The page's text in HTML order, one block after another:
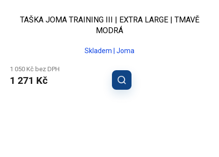
TAŠKA JOMA TRAINING III | EXTRA LARGE | TMAVĚ
MODRÁ
Skladem | Joma
1 050 Kč bez DPH
1 271 Kč